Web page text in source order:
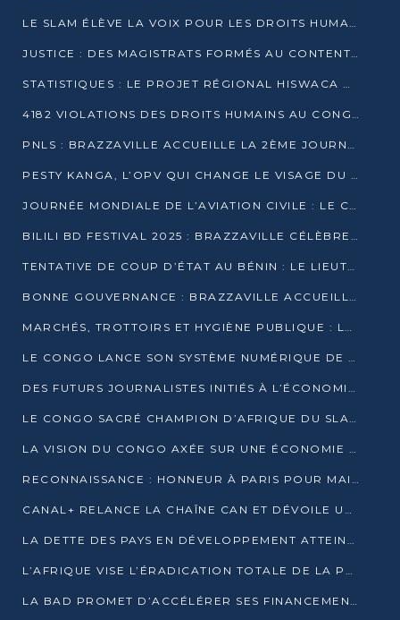
LE SLAM ÉLÈVE LA VOIX POUR LES DROITS HUMAINS À BRAZZAVILLE
JUSTICE : DES MAGISTRATS FORMÉS AU CONTENTIEUX DE LA PROPRIÉTÉ INTELLECTUELLE
STATISTIQUES : LE PROJET RÉGIONAL HISWACA OFFICIELLEMENT LANCÉ AU CONGO
4182 VIOLATIONS DES DROITS HUMAINS AU CONGO EN 2025 SELON LE CAD
PNLS : BRAZZAVILLE ACCUEILLE LA 2ÈME JOURNÉE SCIENTIFIQUE SUR LE VIH/SIDA
PESTY KANGA, L’OPV QUI CHANGE LE VISAGE DU REPORTAGE AU CONGO
JOURNÉE MONDIALE DE L’AVIATION CIVILE : LE CONGO MISE SUR L’INNOVATION ET LA SÉCURITÉ
BILILI BD FESTIVAL 2025 : BRAZZAVILLE CÉLÈBRE DIX ANS DE CRÉATION GRAPHIQUE AFRICAINE
TENTATIVE DE COUP D’ÉTAT AU BÉNIN : LE LIEUTENANT-COLONEL TIGRI S’AUTOPROCLAME CHEF D’UN COMITÉ MILITAIRE
BONNE GOUVERNANCE : BRAZZAVILLE ACCUEILLE LES PREMIÈRES JOURNÉES CONGOLAISES DE L’ÉVALUATION
MARCHÉS, TROTTOIRS ET HYGIÈNE PUBLIQUE : LE GOUVERNEMENT DURCIT LE TON
LE CONGO LANCE SON SYSTÈME NUMÉRIQUE DE VÉRIFICATION DU BOIS
DES FUTURS JOURNALISTES INITIÉS À L’ÉCONOMIE BLEUE DURABLE
LE CONGO SACRÉ CHAMPION D’AFRIQUE DU SLAM 2025
LA VISION DU CONGO AXÉE SUR UNE ÉCONOMIE BAS CARBONE AU RENDEZ-VOUS DE MONACO 2025
RECONNAISSANCE : HONNEUR À PARIS POUR MAIXENT RAOUL OMINGA
CANAL+ RELANCE LA CHAÎNE CAN ET DÉVOILE UNE OFFRE EXCEPTIONNELLE POUR DÉCEMBRE
LA DETTE DES PAYS EN DÉVELOPPEMENT ATTEINT UN SOMMET HISTORIQUE ENTRE 2022 ET 2024
L’AFRIQUE VISE L’ÉRADICATION TOTALE DE LA POLIOMYÉLITE D’ICI 2026
LA BAD PROMET D’ACCÉLÉRER SES FINANCEMENTS AVEC LE MINISTÈRE DE L’ASSAINISSEMENT